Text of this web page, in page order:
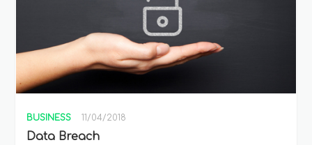
BUSINESS 11/04/2018
Data Breach